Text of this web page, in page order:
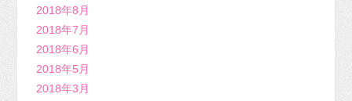
2018年8月
2018年7月
2018年6月
2018年5月
2018年3月